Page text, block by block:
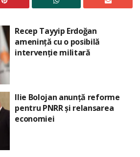
Recep Tayyip Erdoğan
amenință cu o posibilă
intervenție militară
Ilie Bolojan anunță reforme
pentru PNRR și relansarea
economiei